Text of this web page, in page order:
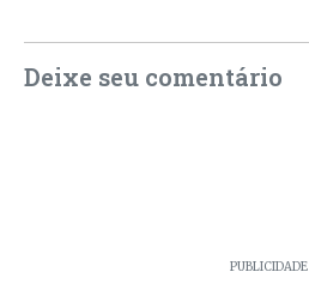
Deixe seu comentário
PUBLICIDADE